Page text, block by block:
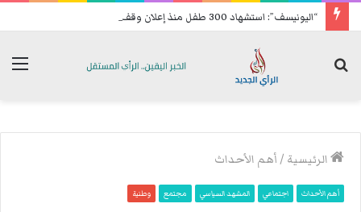
“اليونيسف”: استشهاد 300 طفل منذ إعلان وقف إطلاق النار في غزة
الرئيسية /أهم الأحداث
أهم الأحداث اجتماعي المشهد السياسي مجتمع وطنية